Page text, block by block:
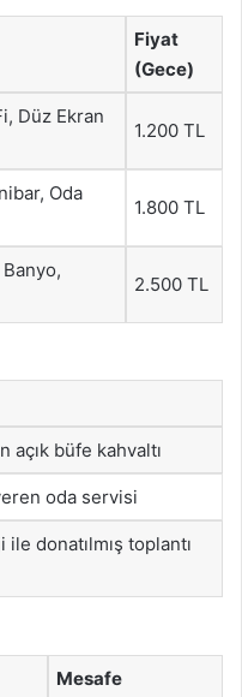
Fiyat
(Gece)
Düz Ekran
1.200 TL
Oda
1.800 TL
2.500 TL
açık büfe kahvaltı
oda servisi
donatılmış toplantı
Mesafe